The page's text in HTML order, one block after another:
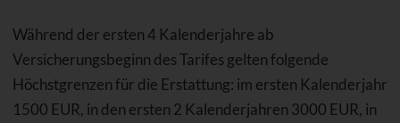
Während der ersten 4 Kalenderjahre ab
Versicherungsbeginn des Tarifes gelten folgende
Höchstgrenzen für die Erstattung: im ersten Kalenderjahr
1500 EUR, in den ersten 2 Kalenderjahren 3000 EUR, in